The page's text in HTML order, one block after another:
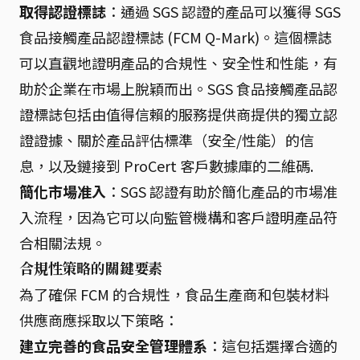
取得認證標誌 ：通過 SGS 認證的產品可以獲得 SGS
食品接觸產品認證標誌 (FCM Q-Mark)。這個標誌
可以直觀地證明產品的合規性、安全性和性能，有
助於企業在市場上脫穎而出。SGS 食品接觸產品認
證標誌包括由值得信賴的服務提供商提供的獨立認
證證據、關於產品評估標準（安全/性能）的信
息，以及鏈接到 ProCert 客戶數據庫的二維碼.
簡化市場准入 ：SGS 認證有助於簡化產品的市場准
入流程，因為它可以向監管機構和客戶證明產品符
合相關法規。
合規性策略的關鍵要素
為了確保 FCM 的合規性，食品生產商和包裝材料
供應商應採取以下策略：
建立完善的食品安全管理體系 ：這包括選擇合適的